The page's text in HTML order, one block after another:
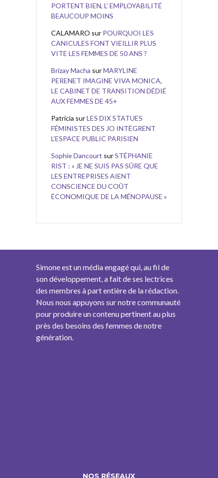
PORTENT BIEN, L’ EMPLOYABILITÉ
BEAUCOUP MOINS
CALAMARO sur POURQUOI LES
CANICULES FONT VIEILLIR PLUS
VITE LES FEMMES DE 50 ANS ?
Brizay Macha surMARYLINE
PERENET IMAGINE VIVA MONICA,
LE CABINET DE TRANSITION DÉDIÉ
AUX FEMMES DE 45+
Patricia surLES DIX STATUES
FÉMINISTES DES JO INTÈGRENT
L’ESPACE PUBLIC PARISIEN
Sophie Dancourt surSTÉPHANIE
RIST : « JE NE SUIS PAS SÛRE QUE
LES ENTREPRISES AIENT
CONSCIENCE DU COÛT
ÉCONOMIQUE DE LA MÉNOPAUSE »
Simone est un média engagé qui, au fil de
son développement, a fait de ses lectrices
des membres à part entière de la rédaction.
Nous nous appuyons sur notre communauté
pour produire un contenu pertinent au plus
près des besoins des femmes de notre
génération.
NOS RÉSEAUX